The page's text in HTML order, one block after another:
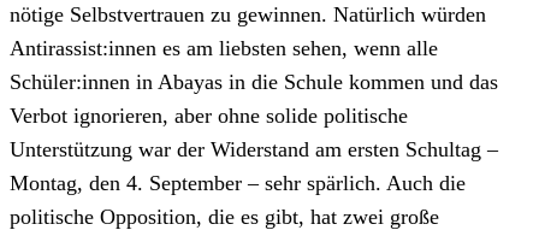
nötige Selbstvertrauen zu gewinnen. Natürlich würden
Antirassist:innen es am liebsten sehen, wenn alle
Schüler:innen in Abayas in die Schule kommen und das
Verbot ignorieren, aber ohne solide politische
Unterstützung war der Widerstand am ersten Schultag –
Montag, den 4. September – sehr spärlich. Auch die
politische Opposition, die es gibt, hat zwei große